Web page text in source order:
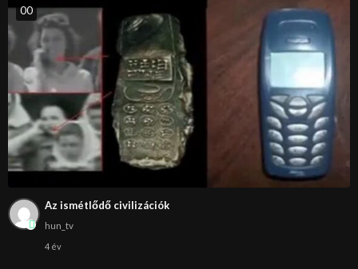
00
Az ismétlődő civilizációk
hun_tv
4 év